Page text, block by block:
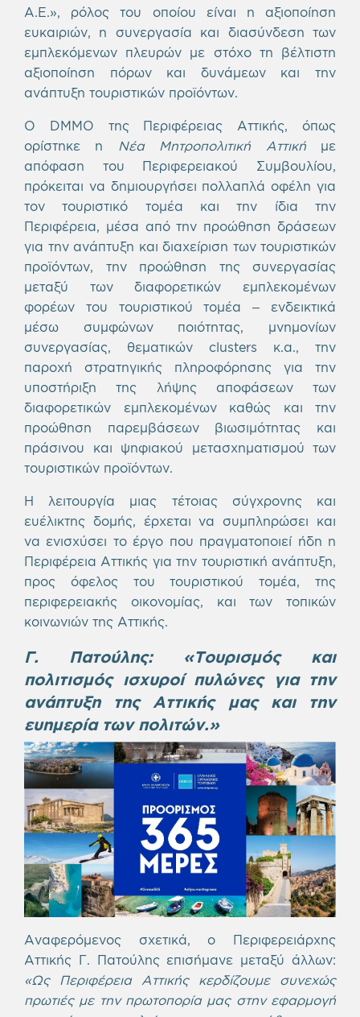
Α.Ε.», ρόλος του οποίου είναι η αξιοποίηση
ευκαιριών, η συνεργασία και διασύνδεση των
εμπλεκόμενων πλευρών με στόχο τη βέλτιστη
αξιοποίηση πόρων και δυνάμεων και την
ανάπτυξη τουριστικών προϊόντων.
O DMMO της Περιφέρειας Αττικής, όπως
ορίστηκε η
Νέα Μητροπολιτική Αττικήμε
απόφαση του Περιφερειακού Συμβουλίου,
πρόκειται να δημιουργήσει πολλαπλά οφέλη για
τον τουριστικό τομέα και την ίδια την
Περιφέρεια, μέσα από την προώθηση δράσεων
για την ανάπτυξη και διαχείριση των τουριστικών
προϊόντων, την προώθηση της συνεργασίας
μεταξύ των διαφορετικών εμπλεκομένων
φορέων του τουριστικού τομέα – ενδεικτικά
μέσω συμφώνων ποιότητας, μνημονίων
συνεργασίας, θεματικών clusters κ.α., την
παροχή στρατηγικής πληροφόρησης για την
υποστήριξη της λήψης αποφάσεων των
διαφορετικών εμπλεκομένων καθώς και την
προώθηση παρεμβάσεων βιωσιμότητας και
πράσινου και ψηφιακού μετασχηματισμού των
τουριστικών προϊόντων.
Η λειτουργία μιας τέτοιας σύγχρονης και
ευέλικτης δομής, έρχεται να συμπληρώσει και
να ενισχύσει το έργο που πραγματοποιεί ήδη η
Περιφέρεια Αττικής για την τουριστική ανάπτυξη,
προς όφελος του τουριστικού τομέα, της
περιφερειακής οικονομίας, και των τοπικών
κοινωνιών της Αττικής.
Γ. Πατούλης: «Τουρισμός και
πολιτισμός ισχυροί πυλώνες για την
ανάπτυξη της Αττικής μας και την
ευημερία των πολιτών.»
Αναφερόμενος σχετικά, ο Περιφερειάρχης
Αττικής Γ. Πατούλης επισήμανε μεταξύ άλλων:
«Ως Περιφέρεια Αττικής κερδίζουμε συνεχώς
πρωτιές με την πρωτοπορία μας στην εφαρμογή